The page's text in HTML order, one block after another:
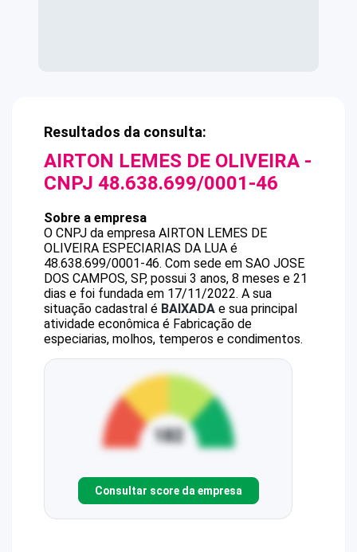
Resultados da consulta:
AIRTON LEMES DE OLIVEIRA -
CNPJ 48.638.699/0001-46
Sobre a empresa
O CNPJ da empresa AIRTON LEMES DE
OLIVEIRA ESPECIARIAS DA LUA é
48.638.699/0001-46. Com sede em SAO JOSE
DOS CAMPOS, SP, possui 3 anos, 8 meses e 21
dias e foi fundada em 17/11/2022. A sua
situação cadastral é BAIXADA e sua principal
atividade econômica é Fabricação de
especiarias, molhos, temperos e condimentos.
Consultar score da empresa